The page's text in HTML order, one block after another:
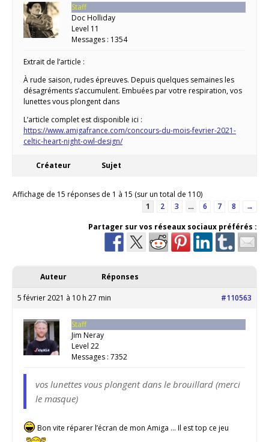
Staff
Doc Holliday
Level 11
Messages : 1354
Extrait de l’article :
À rude saison, rudes épreuves. Depuis quelques semaines les
désagréments s’accumulent. Embuées par votre respiration, vos
lunettes vous plongent dans
L’article complet est disponible ici :
https://www.amigafrance.com/concours-du-mois-fevrier-2021-
celtic-heart-night-owl-design/
Créateur Sujet
Affichage de 15 réponses de 1 à 15 (sur un total de 110)
1
2 3 … 6 7 8
→
Partager sur vos réseaux sociaux préférés :
Auteur Réponses
5 février 2021 à 10 h 27 min #110563
Staff
Jim Neray
Level 22
Messages : 7352
vos lunettes vous plongent dans le brouillard (merci
le masque)
Bon vite réparer l’écran de mon Amiga … Il est top ce jeu